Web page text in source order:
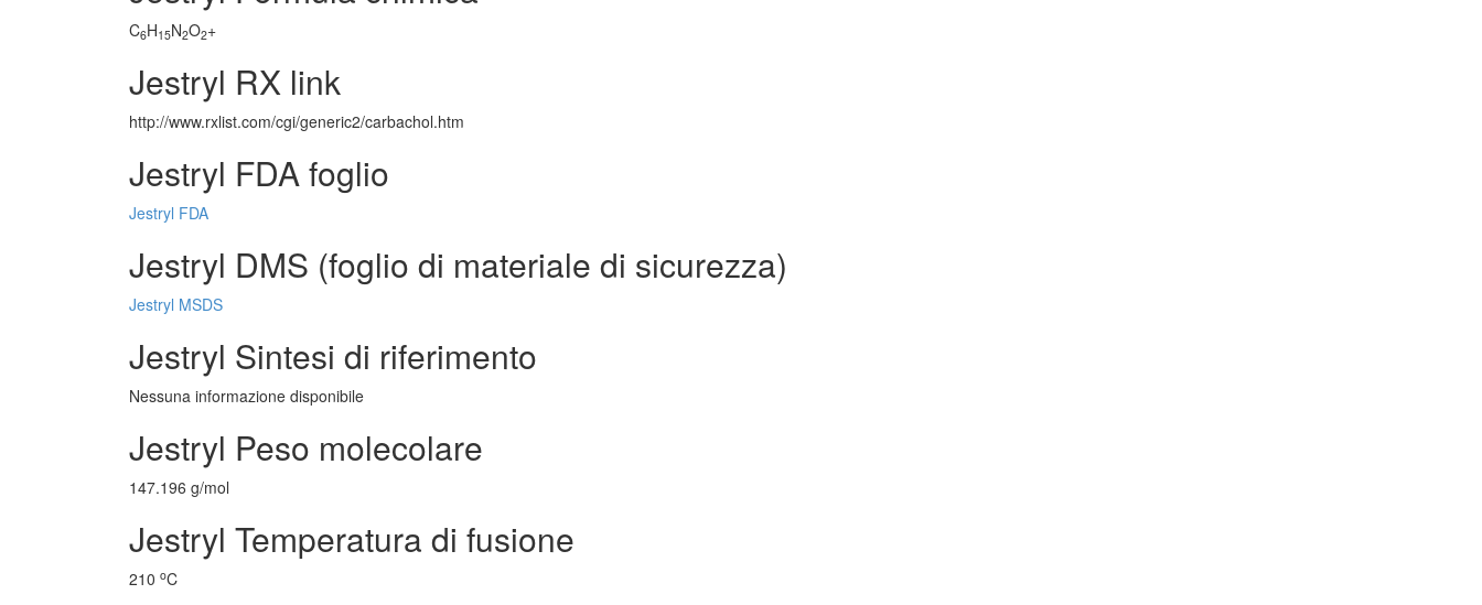
C6H15N2O2+
Jestryl RX link
http://www.rxlist.com/cgi/generic2/carbachol.htm
Jestryl FDA foglio
Jestryl FDA
Jestryl DMS (foglio di materiale di sicurezza)
Jestryl MSDS
Jestryl Sintesi di riferimento
Nessuna informazione disponibile
Jestryl Peso molecolare
147.196 g/mol
Jestryl Temperatura di fusione
210 oC